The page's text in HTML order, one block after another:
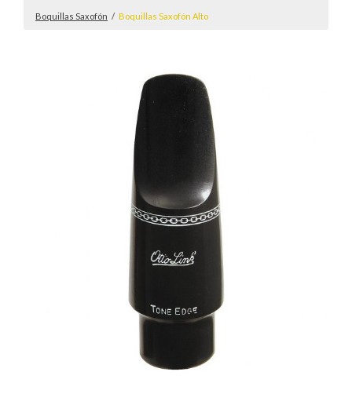
Boquillas Saxofón / Boquillas Saxofón Alto